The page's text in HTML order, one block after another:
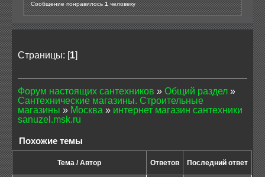
Сообщение понравилось1человеку
Страницы: [1]
Форум настоящих сантехников » Общий раздел »
Сантехнические магазины. Строительные
магазины » Москва » интернет магазин сантехники
sanuzel.msk.ru
Похожие темы
Тема / Автор Ответов Последний ответ